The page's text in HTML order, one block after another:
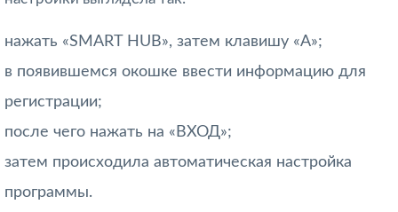
нажать «SMART HUB», затем клавишу «А»;
в появившемся окошке ввести информацию для
регистрации;
после чего нажать на «ВХОД»;
затем происходила автоматическая настройка
программы.